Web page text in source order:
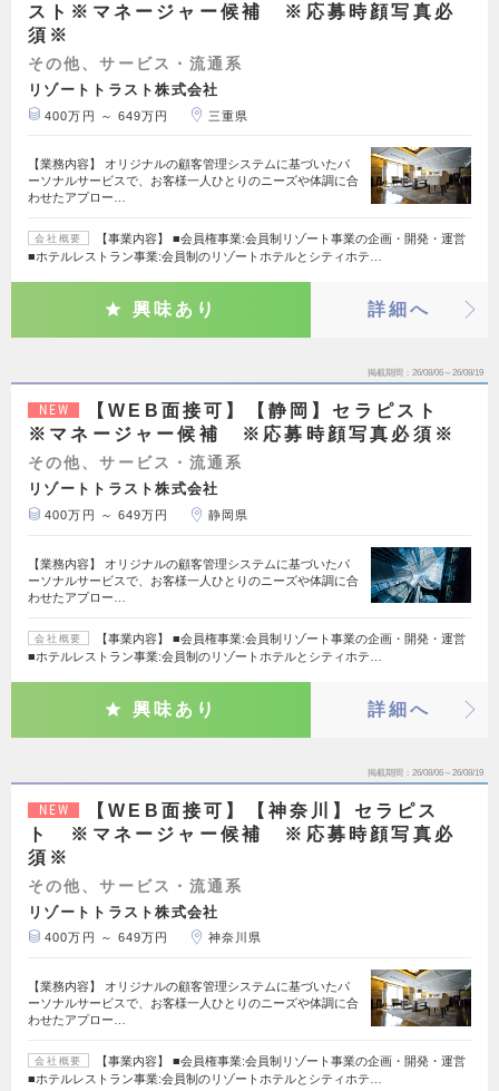
スト※マネージャー候補 ※応募時顔写真必
須※
その他、サービス・流通系
リゾートトラスト株式会社
400万円 ～ 649万円 三重県
【業務内容】 オリジナルの顧客管理システムに基づいたパ
ーソナルサービスで、お客様一人ひとりのニーズや体調に合
わせたアプロー…
会社概要
【事業内容】 ■会員権事業:会員制リゾート事業の企画・開発・運営
■ホテルレストラン事業:会員制のリゾートホテルとシティホテ…
興味あり 詳細へ
掲載期間 26/08/06～26/08/19
NEW
【WEB面接可】【静岡】セラピスト
※マネージャー候補 ※応募時顔写真必須※
その他、サービス・流通系
リゾートトラスト株式会社
400万円 ～ 649万円 静岡県
【業務内容】 オリジナルの顧客管理システムに基づいたパ
ーソナルサービスで、お客様一人ひとりのニーズや体調に合
わせたアプロー…
会社概要
【事業内容】 ■会員権事業:会員制リゾート事業の企画・開発・運営
■ホテルレストラン事業:会員制のリゾートホテルとシティホテ…
興味あり 詳細へ
掲載期間 26/08/06～26/08/19
NEW
【WEB面接可】【神奈川】セラピス
ト ※マネージャー候補 ※応募時顔写真必
須※
その他、サービス・流通系
リゾートトラスト株式会社
400万円 ～ 649万円 神奈川県
【業務内容】 オリジナルの顧客管理システムに基づいたパ
ーソナルサービスで、お客様一人ひとりのニーズや体調に合
わせたアプロー…
会社概要
【事業内容】 ■会員権事業:会員制リゾート事業の企画・開発・運営
■ホテルレストラン事業:会員制のリゾートホテルとシティホテ…